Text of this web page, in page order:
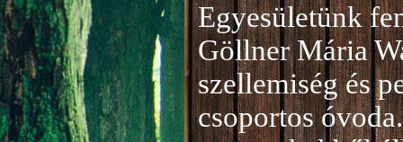
Egyesületünk
Göllner Mária
szellemiség és
csoportos